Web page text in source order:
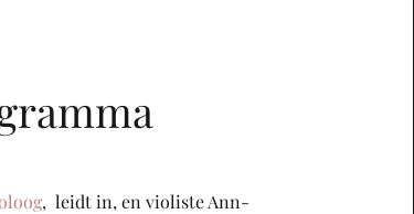
, leidt in, en violiste Ann-